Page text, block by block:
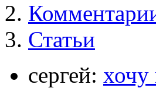
Статьи
сергей: